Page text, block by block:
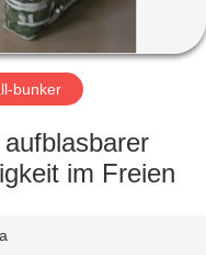
bunker
im Freien